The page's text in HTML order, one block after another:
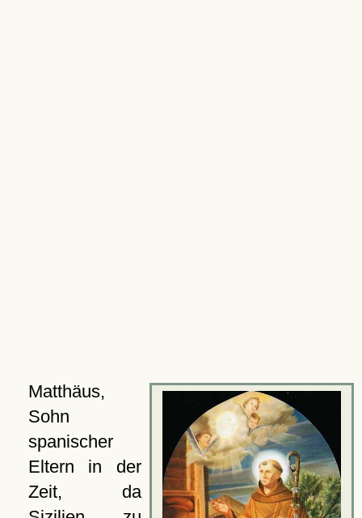
Matthäus,
Sohn
spanischer
Eltern in der
Zeit, da